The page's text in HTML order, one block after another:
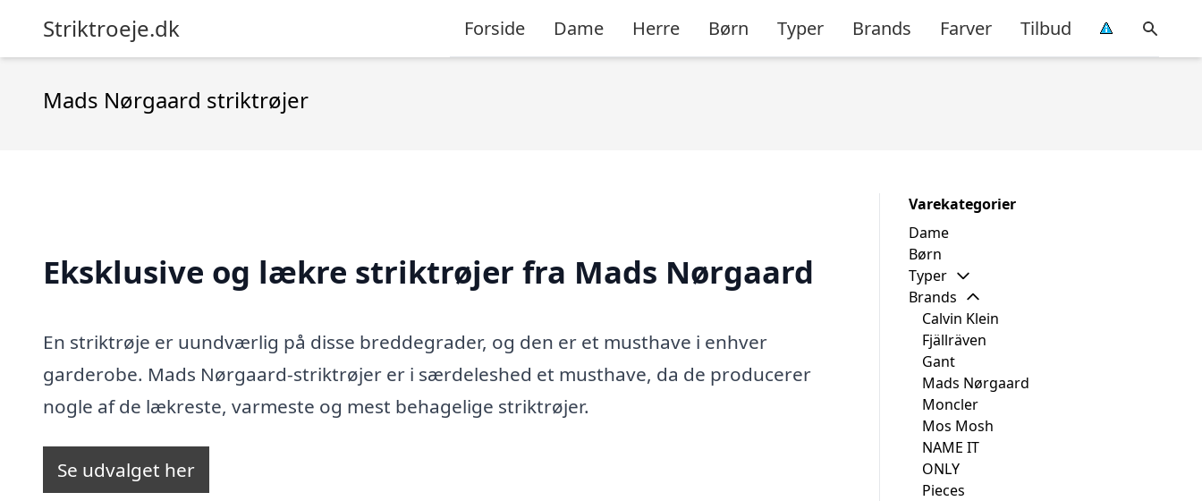
Striktroeje.dk Forside Dame Herre Børn Typer Brands Farver Tilbud
Mads Nørgaard striktrøjer
Eksklusive og lækre striktrøjer fra Mads Nørgaard
En striktrøje er uundværlig på disse breddegrader, og den er et musthave i enhver
garderobe. Mads Nørgaard-striktrøjer er i særdeleshed et musthave, da de producerer
nogle af de lækreste, varmeste og mest behagelige striktrøjer.
Se udvalget her
Varekategorier
Dame
Børn
Typer
Brands
Calvin Klein
Fjällräven
Gant
Mads Nørgaard
Moncler
Mos Mosh
NAME IT
ONLY
Pieces